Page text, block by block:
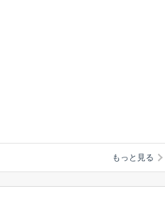
もっと見る